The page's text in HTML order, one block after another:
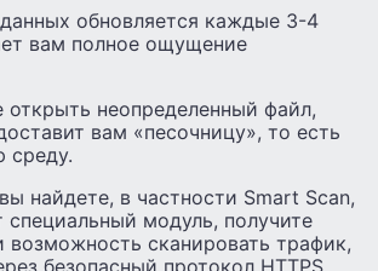
обновляется каждые 3-4
вам полное ощущение
открыть неопределенный файл,
вам «песочницу», то есть
среду.
найдете, в частности Smart Scan,
модуль, получите
возможность сканировать трафик,